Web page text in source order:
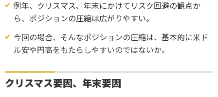
例年、クリスマス、年末にかけてリスク回避の観点か
ら、ポジションの圧縮は広がりやすい。
今回の場合、そんなポジションの圧縮は、基本的に米ド
ル安や円高をもたらしやすいのではないか。
クリスマス要因、年末要因